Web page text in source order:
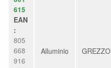
615
EAN
:
805
668
916
Alluminio GREZZO